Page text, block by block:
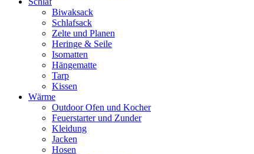
Biwaksack
Schlafsack
Zelte und Planen
Heringe & Seile
Isomatten
Hängematte
Tarp
Kissen
Wärme
Outdoor Ofen und Kocher
Feuerstarter und Zunder
Kleidung
Jacken
Hosen